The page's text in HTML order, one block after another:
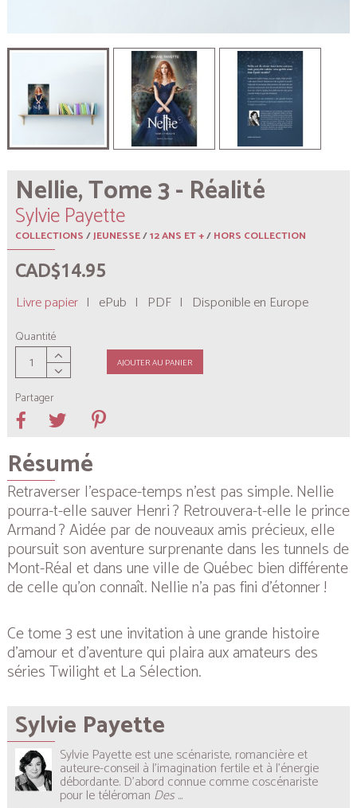
Nellie, Tome 3 - Réalité
Sylvie Payette
COLLECTIONS/JEUNESSE/12 ANS ET +/HORS COLLECTION
CAD$14.95
Livre papier | ePub | PDF | Disponible en Europe
Quantité
AJOUTER AU PANIER
Partager
Résumé
Retraverser l’espace-temps n’est pas simple. Nellie
pourra-t-elle sauver Henri ? Retrouvera-t-elle le prince
Armand ? Aidée par de nouveaux amis précieux, elle
poursuit son aventure surprenante dans les tunnels de
Mont-Réal et dans une ville de Québec bien différente
de celle qu’on connaît. Nellie n’a pas fini d’étonner !
Ce tome 3 est une invitation à une grande histoire
d’amour et d’aventure qui plaira aux amateurs des
sériesTwilightetLa Sélection.
Sylvie Payette
Sylvie Payette est une scénariste, romancière et
auteure-conseil à l’imagination fertile et à l’énergie
débordante. D’abord connue comme coscénariste
pour le téléroman Des...